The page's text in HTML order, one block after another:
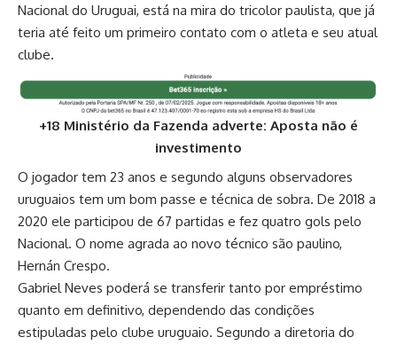
Nacional do Uruguai, está na mira do tricolor paulista, que já
teria até feito um primeiro contato com o atleta e seu atual
clube.
+18 Ministério da Fazenda adverte: Aposta não é
investimento
O jogador tem 23 anos e segundo alguns observadores
uruguaios tem um bom passe e técnica de sobra. De 2018 a
2020 ele participou de 67 partidas e fez quatro gols pelo
Nacional. O nome agrada ao novo técnico são paulino,
Hernán Crespo.
Gabriel Neves poderá se transferir tanto por empréstimo
quanto em definitivo, dependendo das condições
estipuladas pelo clube uruguaio. Segundo a diretoria do